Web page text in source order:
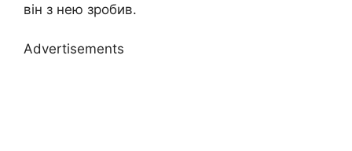
він з нею зробив.
Advertisements